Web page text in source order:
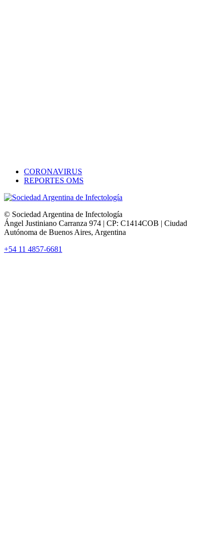
CORONAVIRUS
REPORTES OMS
© Sociedad Argentina de Infectología
Ángel Justiniano Carranza 974 | CP: C1414COB | Ciudad
Autónoma de Buenos Aires, Argentina
+54 11 4857-6681